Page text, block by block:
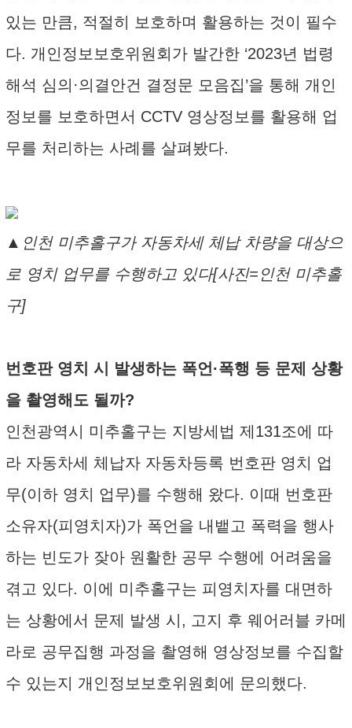
있는 만큼, 적절히 보호하며 활용하는 것이 필수
다. 개인정보보호위원회가 발간한 ‘2023년 법령
해석 심의·의결안건 결정문 모음집’을 통해 개인
정보를 보호하면서 CCTV 영상정보를 활용해 업
무를 처리하는 사례를 살펴봤다.
▲인천 미추홀구가 자동차세 체납 차량을 대상으
로 영치 업무를 수행하고 있다[사진=인천 미추홀
구]
번호판 영치 시 발생하는 폭언·폭행 등 문제 상황
을 촬영해도 될까?
인천광역시 미추홀구는 지방세법 제131조에 따
라 자동차세 체납자 자동차등록 번호판 영치 업
무(이하 영치 업무)를 수행해 왔다. 이때 번호판
소유자(피영치자)가 폭언을 내뱉고 폭력을 행사
하는 빈도가 잦아 원활한 공무 수행에 어려움을
겪고 있다. 이에 미추홀구는 피영치자를 대면하
는 상황에서 문제 발생 시, 고지 후 웨어러블 카메
라로 공무집행 과정을 촬영해 영상정보를 수집할
수 있는지 개인정보보호위원회에 문의했다.